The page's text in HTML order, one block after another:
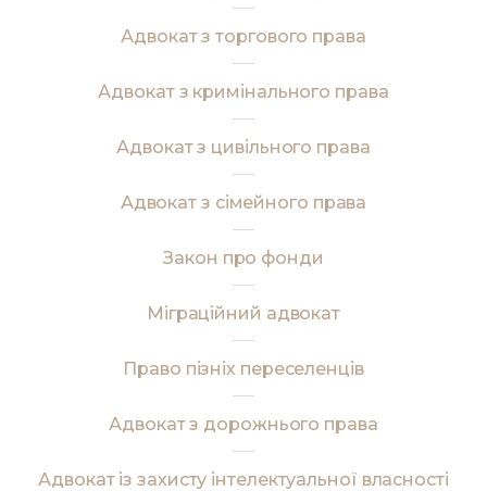
Адвокат з торгового права
Адвокат з кримінального права
Адвокат з цивільного права
Адвокат з сімейного права
Закон про фонди
Міграційний адвокат
Право пізніх переселенців
Адвокат з дорожнього права
Адвокат із захисту інтелектуальної власності